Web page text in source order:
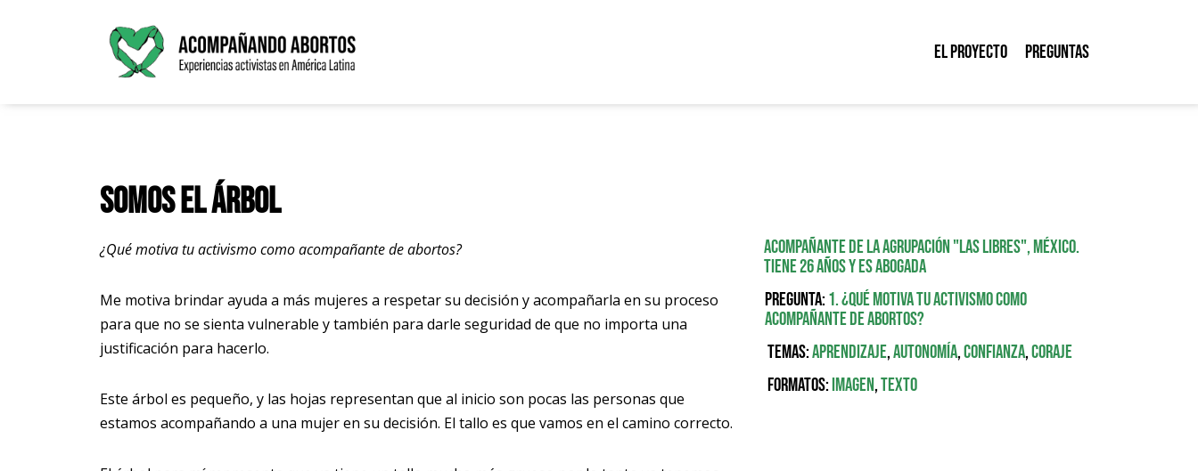
El proyecto Preguntas
Somos el árbol
¿Qué motiva tu activismo como acompañante de abortos?
Me motiva brindar ayuda a más mujeres a respetar su decisión y acompañarla en su proceso
para que no se sienta vulnerable y también para darle seguridad de que no importa una
justificación para hacerlo.
Este árbol es pequeño, y las hojas representan que al inicio son pocas las personas que
estamos acompañando a una mujer en su decisión. El tallo es que vamos en el camino correcto.
Acompañante de la agrupación "Las Libres", México.
Tiene 26 años y es abogada
Pregunta:1. ¿Qué motiva tu activismo como
acompañante de abortos?
Temas:Aprendizaje,Autonomía,Confianza,Coraje
Formatos:Imagen,Texto